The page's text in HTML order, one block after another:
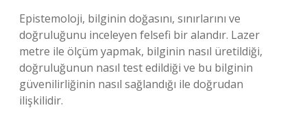
Epistemoloji, bilginin doğasını, sınırlarını ve
doğruluğunu inceleyen felsefi bir alandır. Lazer
metre ile ölçüm yapmak, bilginin nasıl üretildiği,
doğruluğunun nasıl test edildiği ve bu bilginin
güvenilirliğinin nasıl sağlandığı ile doğrudan
ilişkilidir.